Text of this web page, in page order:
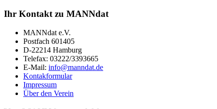
Ihr Kontakt zu MANNdat
MANNdat e.V.
Postfach 601405
D-22214 Hamburg
Telefax: 03222/3393665
E-Mail: info@manndat.de
Kontakformular
Impressum
Über den Verein